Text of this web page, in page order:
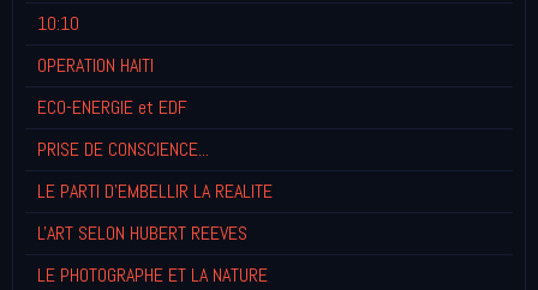
10:10
OPERATION HAITI
ECO-ENERGIE et EDF
PRISE DE CONSCIENCE...
LE PARTI D'EMBELLIR LA REALITE
L'ART SELON HUBERT REEVES
LE PHOTOGRAPHE ET LA NATURE